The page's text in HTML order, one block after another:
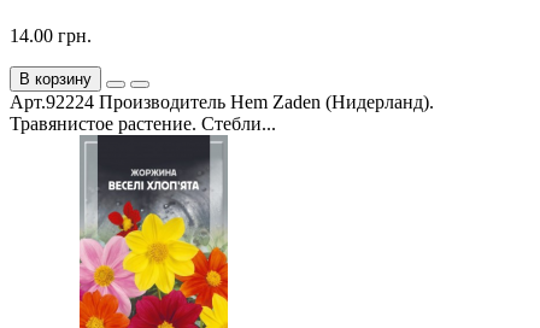
14.00 грн.
В корзину
Арт.92224 Производитель Hem Zaden (Нидерланд).
Травянистое растение. Стебли...